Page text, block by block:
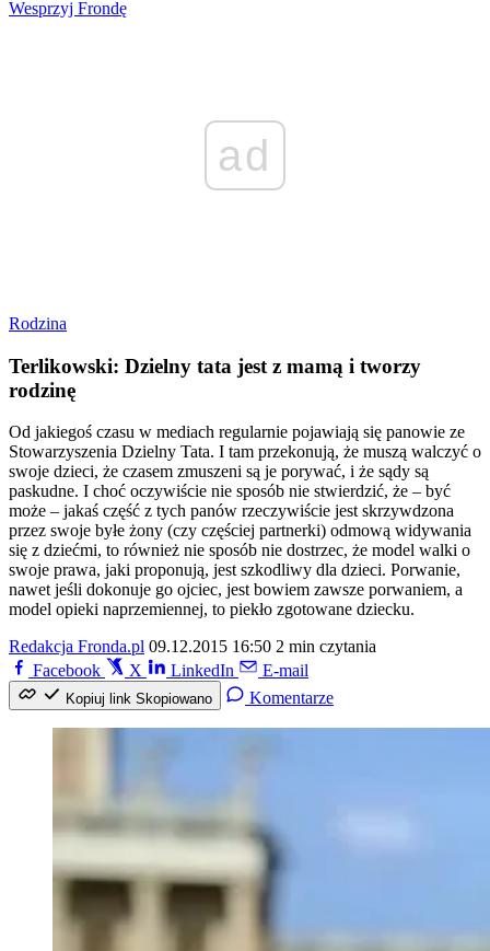
Wesprzyj Frondę
ad
Rodzina
Terlikowski: Dzielny tata jest z mamą i tworzy
rodzinę
Od jakiegoś czasu w mediach regularnie pojawiają się panowie ze
Stowarzyszenia Dzielny Tata. I tam przekonują, że muszą walczyć o
swoje dzieci, że czasem zmuszeni są je porywać, i że sądy są
paskudne. I choć oczywiście nie sposób nie stwierdzić, że – być
może – jakaś część z tych panów rzeczywiście jest skrzywdzona
przez swoje byłe żony (czy częściej partnerki) odmową widywania
się z dziećmi, to również nie sposób nie dostrzec, że model walki o
swoje prawa, jaki proponują, jest szkodliwy dla dzieci. Porwanie,
nawet jeśli dokonuje go ojciec, jest bowiem zawsze porwaniem, a
model opieki naprzemiennej, to piekło zgotowane dziecku.
Redakcja Fronda.pl 09.12.2015 16:50 2 min czytania
Facebook
X LinkedIn E-mail
Kopiuj link Skopiowano Komentarze